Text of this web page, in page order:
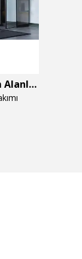
Faberdeco – Modern Yaşam Alanları İçin Özel Tasarım Mobilyalar